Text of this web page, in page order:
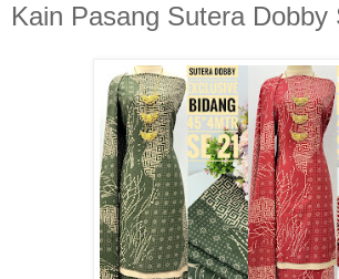
Kain Pasang Sutera Dobby